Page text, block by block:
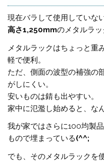
現在バラして使用していな
高さ1,250mmのメタルラッ
メタルラックはちょっと重
軽で便利。
ただ、側面の波型の補強の
がしにくい。
安いものは錆も出やすい。
家中に氾濫し始めると、な
我が家ではさらに100均製
もので埋まっている(^^;
でも、そのメタルラックを